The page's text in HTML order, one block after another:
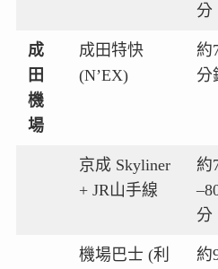
分
成
田
機
場
成田特快
(N’EX)
約
分
京成 Skyliner
+ JR山手線
約
分
機場巴士 (利
約